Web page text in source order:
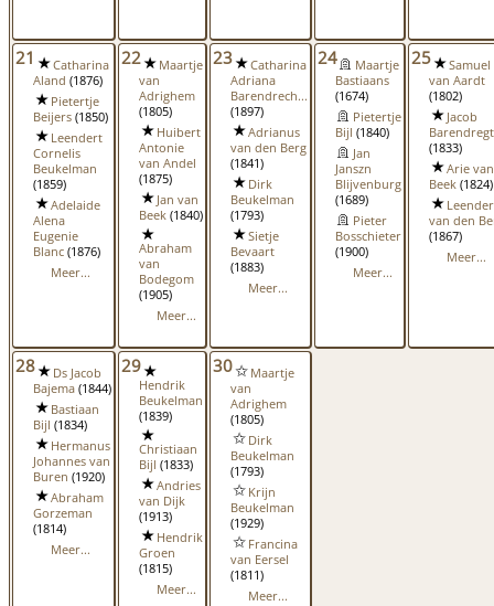
21
Catharina
Aland (1876)
Pietertje
Beijers (1850)
Leendert
Cornelis
Beukelman
(1859)
Adelaide
Alena
Eugenie
Blanc (1876)
Meer...
22
Maartje
van
Adrighem
(1805)
Huibert
Antonie
van Andel
(1875)
Jan van
Beek (1840)
Abraham
van
Bodegom
(1905)
Meer...
23
Catharina
Adriana
Barendrech...
(1897)
Adrianus
van den Berg
(1841)
Dirk
Beukelman
(1793)
Sietje
Bevaart
(1883)
Meer...
24
Maartje
Bastiaans
(1674)
Pietertje
Bijl (1840)
Jan
Janszn
Blijvenburg
(1689)
Pieter
Bosschieter
(1900)
Meer...
25
Samuel
van Aardt
(1802)
Jacob
Barendregt
(1833)
Arie van
Beek (1824)
van den
(1867)
Meer...
28
Ds Jacob
Bajema (1844)
Bastiaan
Bijl (1834)
Hermanus
Johannes van
Buren (1920)
Abraham
Gorzeman
(1814)
Meer...
29
Hendrik
Beukelman
(1839)
Christiaan
Bijl (1833)
Andries
van Dijk
(1913)
Hendrik
Groen
(1815)
Meer...
30
Maartje
van
Adrighem
(1805)
Dirk
Beukelman
(1793)
Krijn
Beukelman
(1929)
Francina
van Eersel
(1811)
Meer...